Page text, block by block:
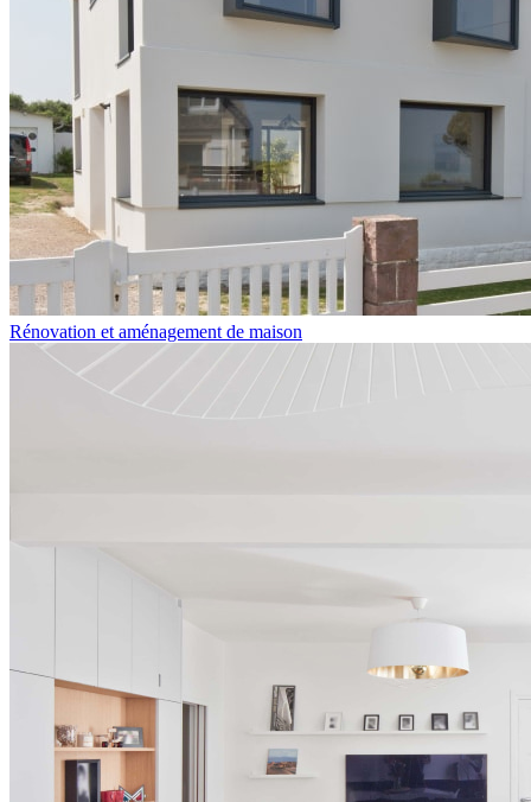
Rénovation et aménagement de maison